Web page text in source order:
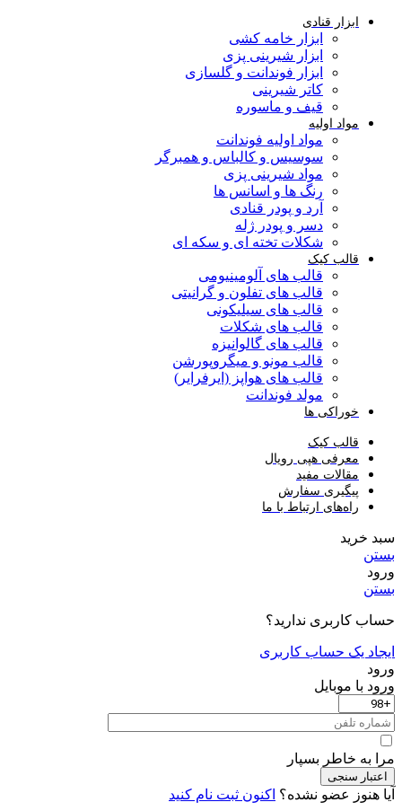
ابزار قنادی
ابزار خامه کشی
ابزار شیرینی پزی
ابزار فوندانت و گلسازی
کاتر شیرینی
قیف و ماسوره
مواد اولیه
مواد اولیه فوندانت
سوسیس و کالباس و همبرگر
مواد شیرینی پزی
رنگ ها و اسانس ها
آرد و پودر قنادی
دسر و پودر ژله
شکلات تخته ای و سکه ای
قالب کیک
قالب های آلومینیومی
قالب های تفلون و گرانیتی
قالب های سیلیکونی
قالب های شکلات
قالب های گالوانیزه
قالب مونو و میگروپورشن
قالب های هواپز (ایرفرایر)
مولد فوندانت
خوراکی ها
قالب کیک
معرفی هپی رویال
مقالات مفید
پیگیری سفارش
راه‌های ارتباط با ما
سبد خرید
بستن
ورود
بستن
حساب کاربری ندارید؟
ایجاد یک حساب کاربری
ورود
ورود با موبایل
مرا به خاطر بسپار
اعتبار سنجی
آیا هنوز عضو نشده؟ اکنون ثبت نام کنید